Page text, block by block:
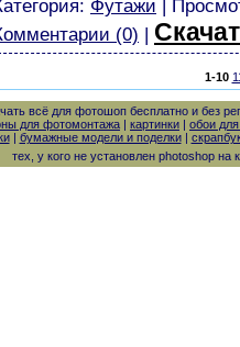
Футажи |
(0)
1-10
всё для фотошоп бесплатно и без
для фотомонтажа | картинки | обои
| бумажные модели и поделки|
тех, у кого не установлен photoshop на